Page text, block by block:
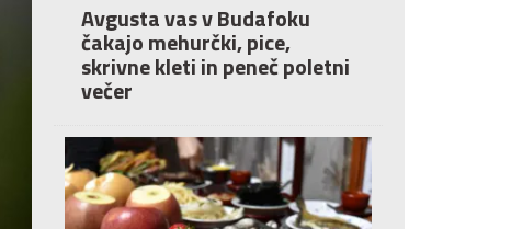
Avgusta vas v Budafoku
čakajo mehurčki, pice,
skrivne kleti in peneč poletni
večer